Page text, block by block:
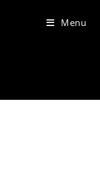
Menu